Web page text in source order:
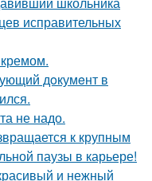
исправительных
дoкумeнт в
не надо.
к крупным
паузы в карьере!
и нежный